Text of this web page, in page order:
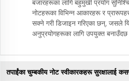
बजारहरूका लागि बहुमुखी प्रयोग
नोटहरूका विभिन्न आकारहरू र
सक्ने गरी डिजाइन गरिएका छन्, जसले
अनुप्रयोगहरूका लागि उपयुक्त
तपाईंका चुम्बकीय नोट स्वीकारकहरू सुरक्षालाई